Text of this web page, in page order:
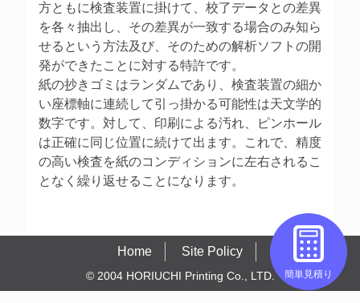
方ともに検査装置に掛けて、校了データとの差異
を各々抽出し、その差異が一致する場合のみ知ら
せるという方法及び、そのための解析ソフトの開
発ができたことに対する特許です。
紙の抄きゴミはランダムであり、検査装置の細か
い座標軸に連続して引っ掛かる可能性は天文学的
数字です。対して、印刷による汚れ、ピンホール
は正確に同じ位置に続けて出ます。これで、精度
の高い検査を紙のコンディションに左右されるこ
となく繰り返せることになります。
簡単見積り
Home Site Policy
© 2004 HORIUCHI Printing Co., LTD.